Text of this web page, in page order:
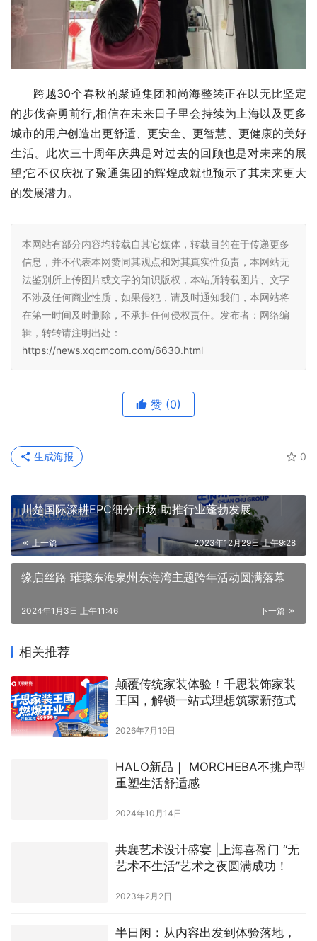
跨越30个春秋的聚通集团和尚海整装正在以无比坚定
的步伐奋勇前行,相信在未来日子里会持续为上海以及更多
城市的用户创造出更舒适、更安全、更智慧、更健康的美好
生活。此次三十周年庆典是对过去的回顾也是对未来的展
望;它不仅庆祝了聚通集团的辉煌成就也预示了其未来更大
的发展潜力。
本网站有部分内容均转载自其它媒体，转载目的在于传递更多
信息，并不代表本网赞同其观点和对其真实性负责，本网站无
法鉴别所上传图片或文字的知识版权，本站所转载图片、文字
不涉及任何商业性质，如果侵犯，请及时通知我们，本网站将
在第一时间及时删除，不承担任何侵权责任。发布者：网络编
辑，转转请注明出处：
https://news.xqcmcom.com/6630.html
赞 (0)
0
生成海报
川楚国际深耕EPC细分市场 助推行业蓬勃发展
上一篇 2023年12月29日 上午9:28
缘启丝路 璀璨东海泉州东海湾主题跨年活动圆满落幕
下一篇
2024年1月3日 上午11:46
相关推荐
颠覆传统家装体验！千思装饰家装
王国，解锁一站式理想筑家新范式
2026年7月19日
HALO新品｜ MORCHEBA不挑户型
重塑生活舒适感
2024年10月14日
共襄艺术设计盛宴 |上海喜盈门 “无
艺术不生活”艺术之夜圆满成功！
2023年2月2日
半日闲：从内容出发到体验落地，